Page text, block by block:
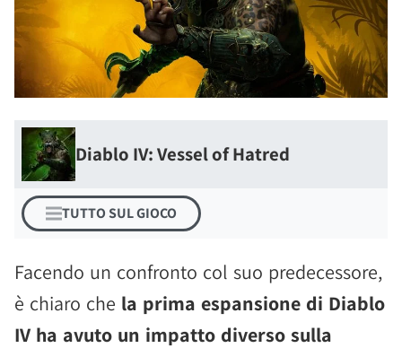
Diablo IV: Vessel of Hatred
TUTTO SUL GIOCO
Facendo un confronto col suo predecessore,
è chiaro che la prima espansione di Diablo
IV ha avuto un impatto diverso sulla